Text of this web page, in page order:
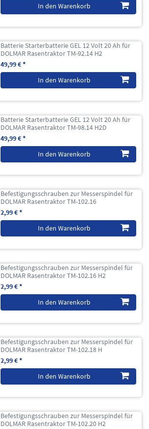
In den Warenkorb
Batterie Starterbatterie GEL 12 Volt 20 Ah für
DOLMAR Rasentraktor TM-92.14 H2
49,99 € *
In den Warenkorb
Batterie Starterbatterie GEL 12 Volt 20 Ah für
DOLMAR Rasentraktor TM-98.14 H2D
49,99 € *
In den Warenkorb
Befestigungsschrauben zur Messerspindel für
DOLMAR Rasentraktor TM-102.16
2,99 € *
In den Warenkorb
Befestigungsschrauben zur Messerspindel für
DOLMAR Rasentraktor TM-102.16 H2
2,99 € *
In den Warenkorb
Befestigungsschrauben zur Messerspindel für
DOLMAR Rasentraktor TM-102.18 H
2,99 € *
In den Warenkorb
Befestigungsschrauben zur Messerspindel für
DOLMAR Rasentraktor TM-102.20 H2